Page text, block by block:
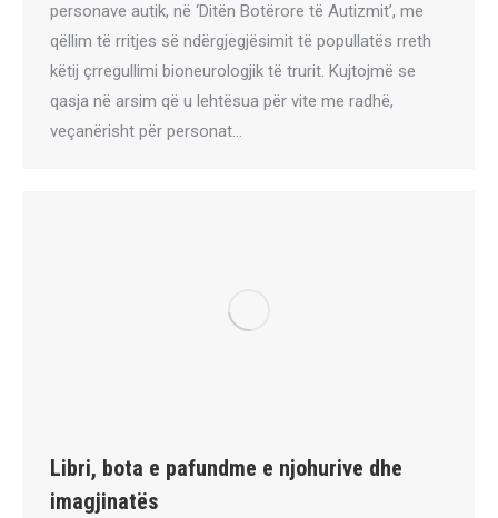
personave autik, në ‘Ditën Botërore të Autizmit’, me
qëllim të rritjes së ndërgjegjësimit të popullatës rreth
këtij çrregullimi bioneurologjik të trurit. Kujtojmë se
qasja në arsim që u lehtësua për vite me radhë,
veçanërisht për personat…
Libri, bota e pafundme e njohurive dhe
imagjinatës